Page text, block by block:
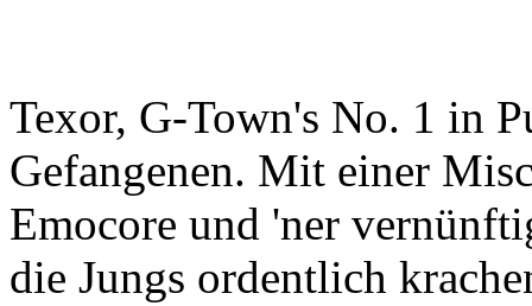
Texor, G-Town's No. 1 in
Gefangenen. Mit einer
Emocore und 'ner
die Jungs ordentlich